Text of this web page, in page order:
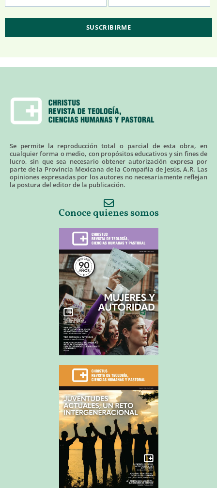
Se permite la reproducción total o parcial de esta obra, en
cualquier forma o medio, con propósitos educativos y sin fines de
lucro, sin que sea necesario obtener autorización expresa por
parte de la Provincia Mexicana de la Compañía de Jesús, A.R. Las
opiniones expresadas por los autores no necesariamente reflejan
la postura del editor de la publicación.
Conoce quienes somos